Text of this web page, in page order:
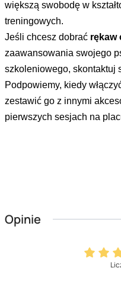
większą swobodę w
treningowych.
Jeśli chcesz dobrać rękaw
zaawansowania swojego
szkoleniowego, skontaktuj
Podpowiemy, kiedy
zestawić go z innymi
pierwszych sesjach na
Opinie